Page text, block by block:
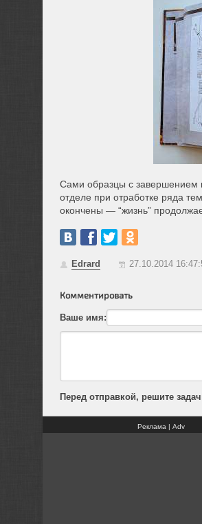
Сами образцы с завершением
отделе при отработке ряда
окончены — “жизнь”
Edrard 27.10.2014
Комментировать
Ваше имя:
Перед отправкой, решите
Реклама | Adv